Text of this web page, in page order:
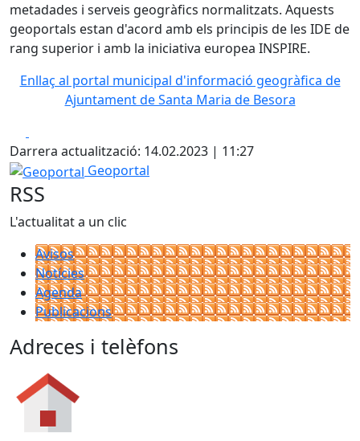
metadades i serveis geogràfics normalitzats. Aquests
geoportals estan d'acord amb els principis de les IDE de
rang superior i amb la iniciativa europea INSPIRE.
Enllaç al portal municipal d'informació geogràfica de
Ajuntament de Santa Maria de Besora
Darrera actualització: 14.02.2023 | 11:27
Geoportal
Geoportal
RSS
L'actualitat a un clic
Avisos
Notícies
Agenda
Publicacions
Adreces i telèfons